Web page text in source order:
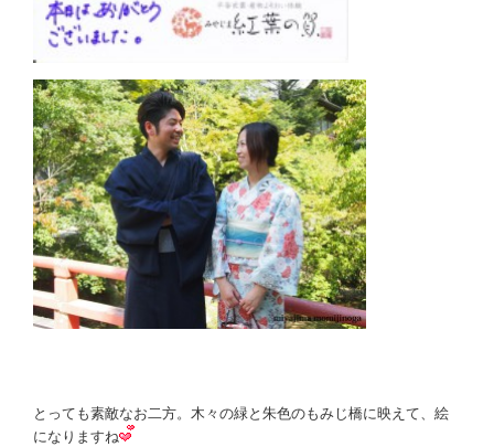
とっても素敵なお二方。木々の緑と朱色のもみじ橋に映えて、絵
になりますね